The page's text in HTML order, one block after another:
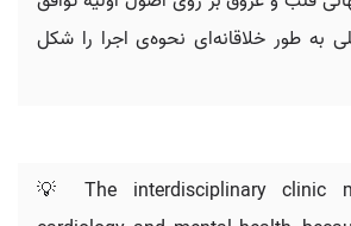
به طور خلاقانه‌ای نحوه‌ی اجرا را شکل
💡 The interdisciplinary clinic